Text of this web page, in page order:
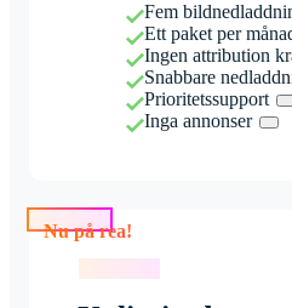
Fem
Ett paket per
Ingen attribution
Snabbare
Prioritetssupport
Inga annonser
Nu på rea!